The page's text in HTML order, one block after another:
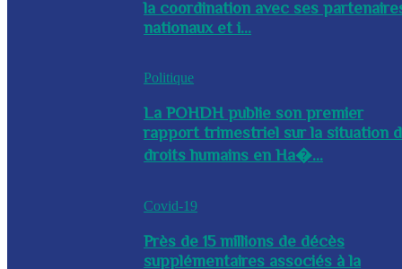
la coordination avec ses
nationaux et i...
Politique
La POHDH publie son premier
rapport trimestriel sur la situation
droits humains en Ha�...
Covid-19
Près de 15 millions de décès
supplémentaires associés à la